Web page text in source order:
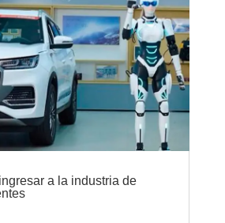
a la industria de